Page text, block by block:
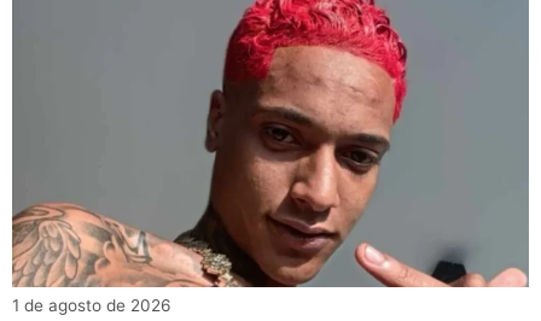
1 de agosto de 2026